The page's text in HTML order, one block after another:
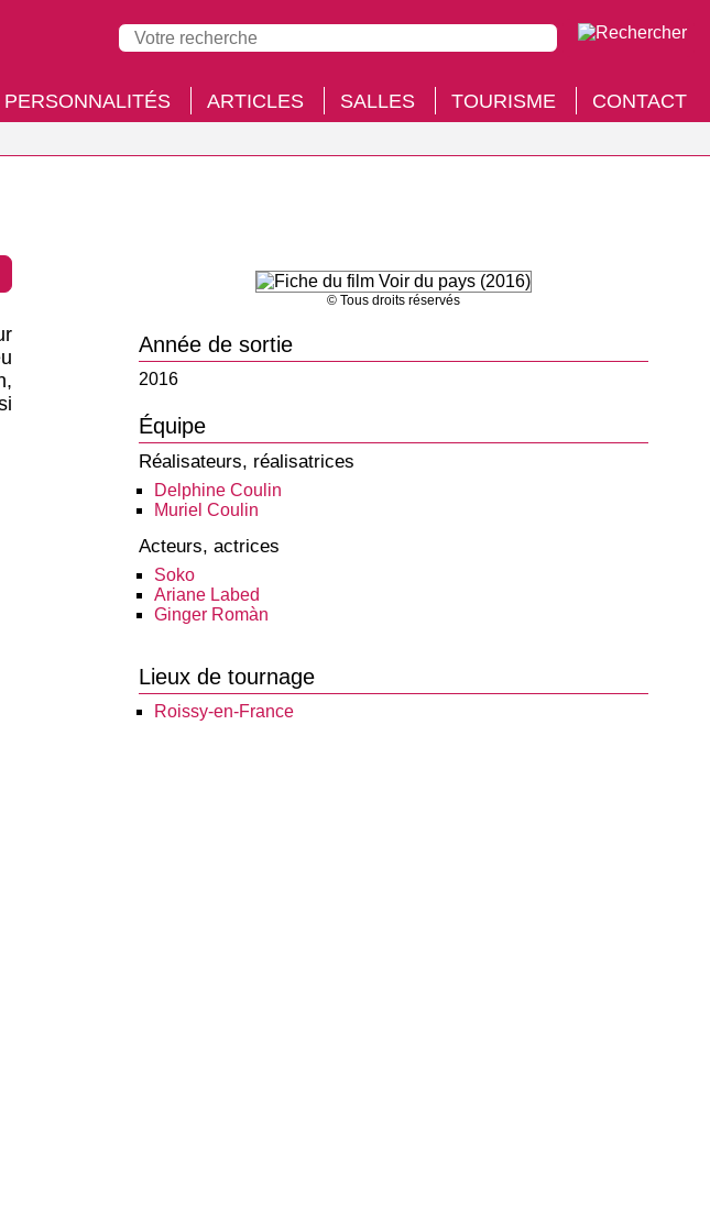
PERSONNALITÉS ARTICLES SALLES TOURISME CONTACT
© Tous droits réservés
Année de sortie
2016
Équipe
Réalisateurs, réalisatrices
Delphine Coulin
Muriel Coulin
Acteurs, actrices
Soko
Ariane Labed
Ginger Romàn
Lieux de tournage
Roissy-en-France